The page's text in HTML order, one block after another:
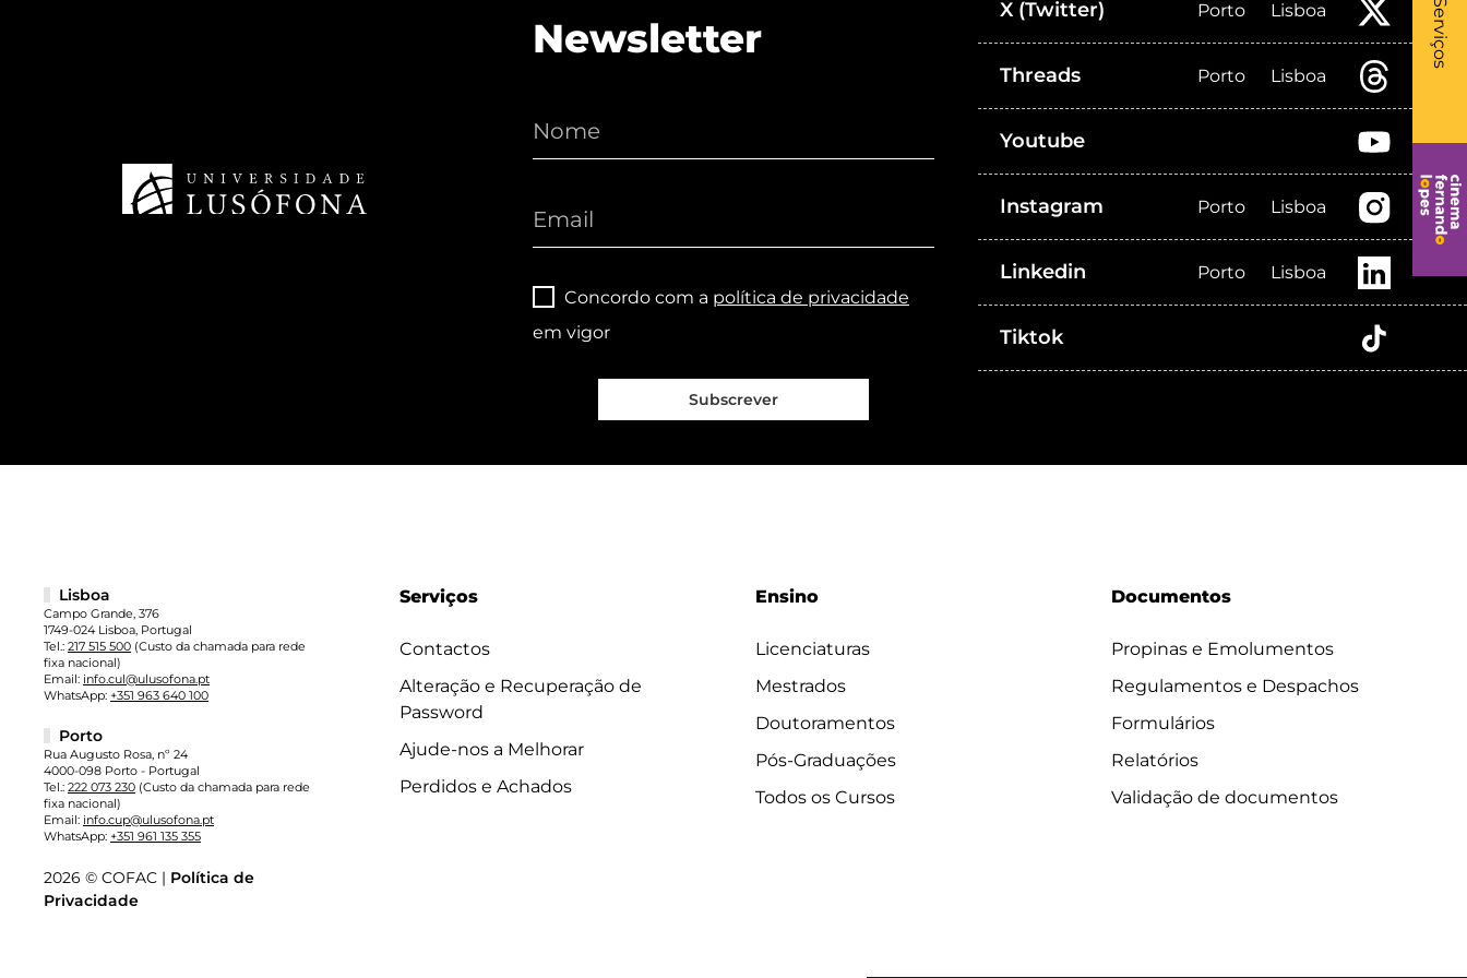
Serviços
-
Newsletter
Concordo com a política de privacidade
em vigor
Subscrever
X (Twitter) Porto Lisboa
Threads Porto Lisboa
Youtube
Instagram Porto Lisboa
Linkedin Porto Lisboa
Tiktok
Serviços
Contactos
Alteração e Recuperação de
Password
Ajude-nos a Melhorar
Perdidos e Achados
Ensino
Licenciaturas
Mestrados
Doutoramentos
Pós-Graduações
Todos os Cursos
Documentos
Propinas e Emolumentos
Regulamentos e Despachos
Formulários
Relatórios
Validação de documentos
Lisboa
Campo Grande, 376
1749-024 Lisboa, Portugal
Tel.: 217 515 500 (Custo da chamada para rede
fixa nacional)
Email: info.cul@ulusofona.pt
WhatsApp: +351 963 640 100
Porto
Rua Augusto Rosa, nº 24
4000-098 Porto - Portugal
Tel.: 222 073 230 (Custo da chamada para rede
fixa nacional)
Email: info.cup@ulusofona.pt
WhatsApp: +351 961 135 355
2026 © COFAC | Política de
Privacidade